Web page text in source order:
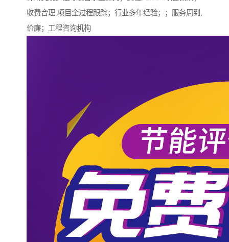
收费合理,项目全过程跟踪；行业多年经验；；服务周到,
价廉；工程咨询机构